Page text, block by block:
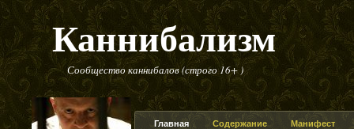
Каннибализм
Сообщество каннибалов (строго 16+ )
Главная Содержание Манифест